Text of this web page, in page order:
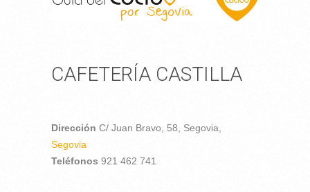
CAFETERÍA CASTILLA
Dirección C/ Juan Bravo, 58, Segovia,
Segovia
Teléfonos 921 462 741